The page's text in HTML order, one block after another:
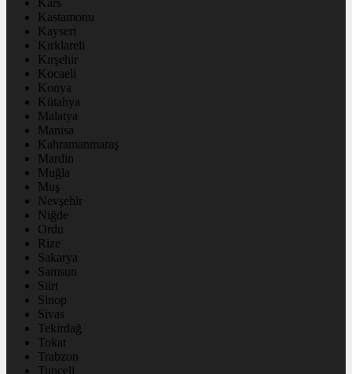
Kars
Kastamonu
Kayseri
Kırklareli
Kırşehir
Kocaeli
Konya
Kütahya
Malatya
Manisa
Kahramanmaraş
Mardin
Muğla
Muş
Nevşehir
Niğde
Ordu
Rize
Sakarya
Samsun
Siirt
Sinop
Sivas
Tekirdağ
Tokat
Trabzon
Tunceli